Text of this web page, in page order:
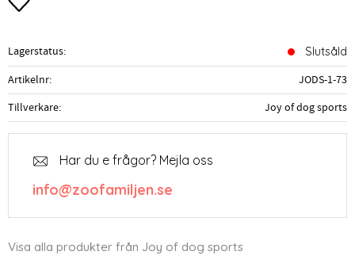
Lagerstatus Slutsåld
Artikelnr
JODS-1-73
Tillverkare
Joy of dog sports
Har du e frågor? Mejla oss
info@zoofamiljen.se
Visa alla produkter från Joy of dog sports